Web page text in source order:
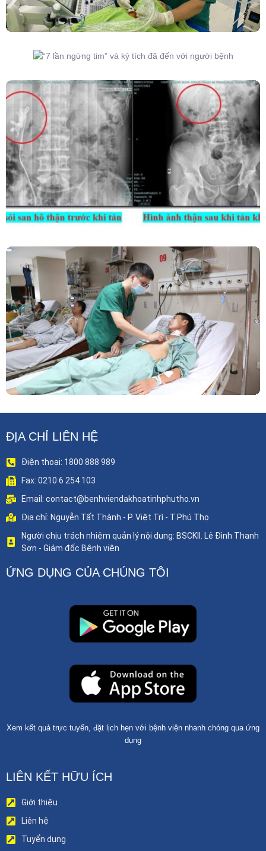
Người Bệnh
Kết Hợp Tán Sỏi Qua Da Và Tán Sỏi Nội Soi
Ống Mềm – Kỹ Thuật Cao Loại Bỏ Triệt Để Sỏi
San Hô Thận
Phẫu Thuật Nội Soi Thay Van Tim – Bước Tiến
Vững Chắc Của Khoa Phẫu Thuật Tim Mạch
Lồng Ngực BVĐK Tỉnh Phú Thọ
ĐỊA CHỈ LIÊN HỆ
Điện thoại: 1800 888 989
Fax: 0210 6 254 103
Email: contact@benhviendakhoatinhphutho.vn
Địa chỉ: Nguyễn Tất Thành - P. Việt Trì - T.Phú Thọ
Người chịu trách nhiệm quản lý nội dung: BSCKII. Lê Đình Thanh
Sơn - Giám đốc Bệnh viện
ỨNG DỤNG CỦA CHÚNG TÔI
Xem kết quả trực tuyến, đặt lịch hẹn với bệnh viện nhanh chóng qua ứng
dụng
LIÊN KẾT HỮU ÍCH
Giới thiệu
Liên hệ
Tuyển dụng